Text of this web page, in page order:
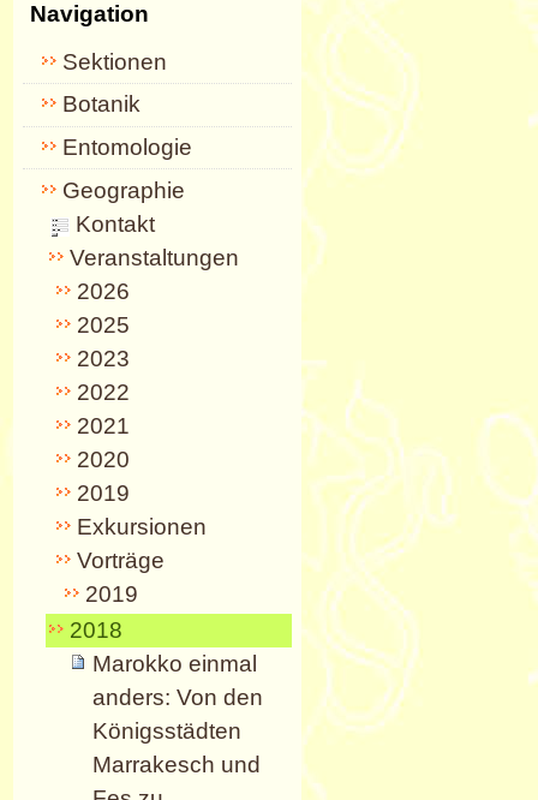
Navigation
Sektionen
Botanik
Entomologie
Geographie
Kontakt
Veranstaltungen
2026
2025
2023
2022
2021
2020
2019
Exkursionen
Vorträge
2019
2018
Marokko einmal
anders: Von den
Königsstädten
Marrakesch und